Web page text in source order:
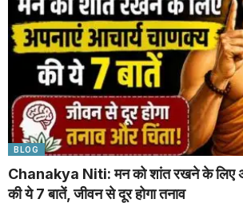
BLOG
Chanakya Niti: मन को शांत रखने के लिए
की ये 7 बातें, जीवन से दूर होगा तनाव